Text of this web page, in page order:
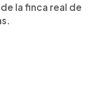
la finca real de